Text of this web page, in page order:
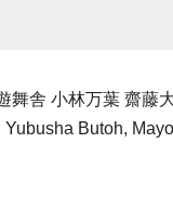
舞舎 小林万葉 齋藤
Butoh,